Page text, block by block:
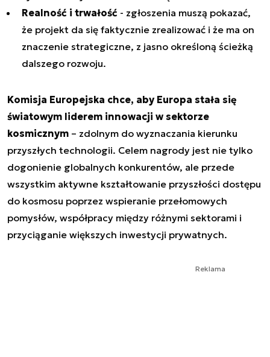
Realność i trwałość - zgłoszenia muszą pokazać,
że projekt da się faktycznie zrealizować i że ma on
znaczenie strategiczne, z jasno określoną ścieżką
dalszego rozwoju.
Komisja Europejska chce, aby Europa stała się
światowym liderem innowacji w sektorze
kosmicznym – zdolnym do wyznaczania kierunku
przyszłych technologii. Celem nagrody jest nie tylko
dogonienie globalnych konkurentów, ale przede
wszystkim aktywne kształtowanie przyszłości dostępu
do kosmosu poprzez wspieranie przełomowych
pomysłów, współpracy między różnymi sektorami i
przyciąganie większych inwestycji prywatnych.
Reklama